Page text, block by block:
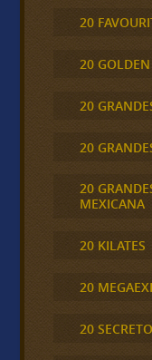
20
20
20
20
20
MEXICANA
20 KILATES
20
20